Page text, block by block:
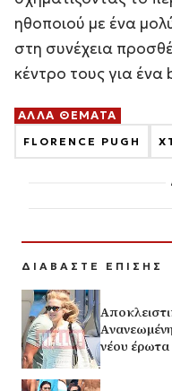
ηθοποιού με ένα
στη συνέχεια
κέντρο τους για
ΑΛΛΑ ΘΕΜΑΤΑ
FLORENCE PUGH
ΔΙΑΒΑΣΤΕ ΕΠΙΣΗΣ
νέου έρωτα